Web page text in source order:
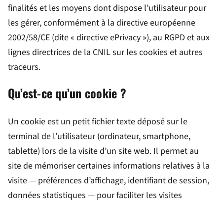
finalités et les moyens dont dispose l’utilisateur pour
les gérer, conformément à la directive européenne
2002/58/CE (dite « directive ePrivacy »), au RGPD et aux
lignes directrices de la CNIL sur les cookies et autres
traceurs.
Qu’est-ce qu’un cookie ?
Un cookie est un petit fichier texte déposé sur le
terminal de l’utilisateur (ordinateur, smartphone,
tablette) lors de la visite d’un site web. Il permet au
site de mémoriser certaines informations relatives à la
visite — préférences d’affichage, identifiant de session,
données statistiques — pour faciliter les visites